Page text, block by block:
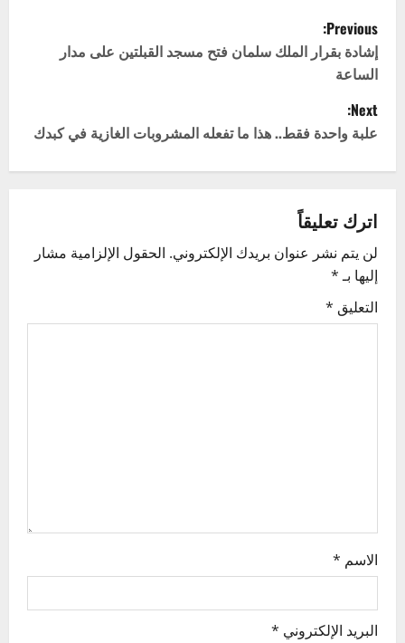
P
o
s
t
n
a
v
i
g
Previous:
إشادة بقرار الملك سلمان فتح مسجد القبلتين على مدار
الساعة
Next:
علبة واحدة فقط.. هذا ما تفعله المشروبات الغازية في كبدك
اترك تعليقاً
لن يتم نشر عنوان بريدك الإلكتروني. الحقول الإلزامية مشار
إليها بـ*
التعليق *
الاسم *
البريد الإلكتروني *